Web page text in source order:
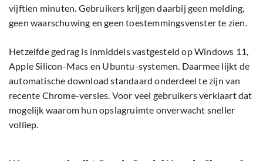
vijftien minuten. Gebruikers krijgen daarbij geen melding,
geen waarschuwing en geen toestemmingsvenster te zien.
Hetzelfde gedrag is inmiddels vastgesteld op Windows 11,
Apple Silicon-Macs en Ubuntu-systemen. Daarmee lijkt de
automatische download standaard onderdeel te zijn van
recente Chrome-versies. Voor veel gebruikers verklaart dat
mogelijk waarom hun opslagruimte onverwacht sneller
volliep.